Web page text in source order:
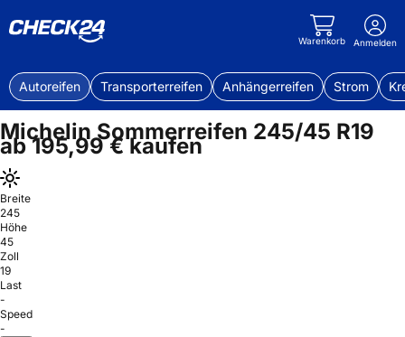
Warenkorb Anmelden
Autoreifen Transporterreifen Anhängerreifen Strom
Michelin Sommerreifen 245/45 R19
ab 195,99 € kaufen
Breite
245
Höhe
45
Zoll
19
Last
-
Speed
-